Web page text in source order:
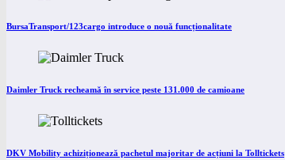
BursaTransport/123cargo introduce o nouă funcționalitate
Daimler Truck recheamă în service peste 131.000 de camioane
DKV Mobility achiziționează pachetul majoritar de acțiuni la Tolltickets